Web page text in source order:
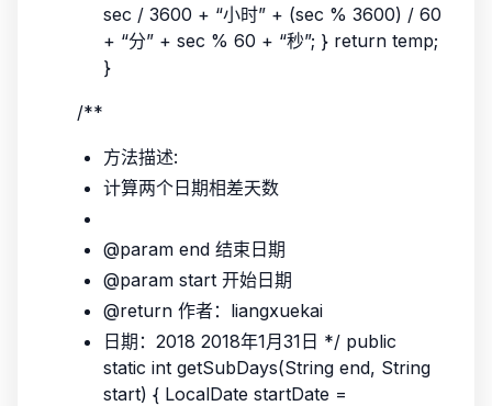
sec / 3600 + “小时” + (sec % 3600) / 60
+ “分” + sec % 60 + “秒”; } return temp;
}
/**
方法描述:
计算两个日期相差天数
@param end 结束日期
@param start 开始日期
@return 作者：liangxuekai
日期：2018 2018年1月31日 */ public
static int getSubDays(String end, String
start) { LocalDate startDate =